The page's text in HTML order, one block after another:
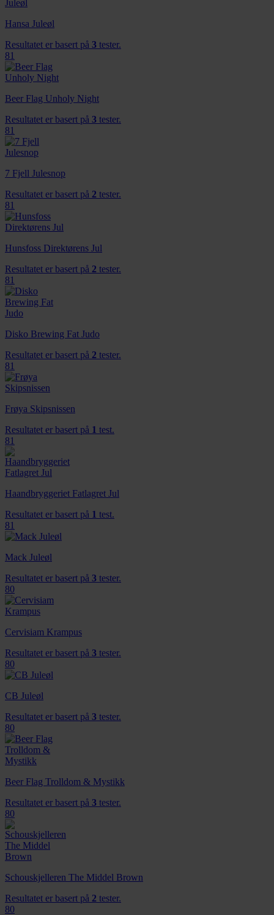
Hansa Juleøl
Resultatet er basert på 3 tester.
81
Beer Flag Unholy Night
Resultatet er basert på 3 tester.
81
7 Fjell Julesnop
Resultatet er basert på 2 tester.
81
Hunsfoss Direktørens Jul
Resultatet er basert på 2 tester.
81
Disko Brewing Fat Judo
Resultatet er basert på 2 tester.
81
Frøya Skipsnissen
Resultatet er basert på 1 test.
81
Haandbryggeriet Fatlagret Jul
Resultatet er basert på 1 test.
81
Mack Juleøl
Resultatet er basert på 3 tester.
80
Cervisiam Krampus
Resultatet er basert på 3 tester.
80
CB Juleøl
Resultatet er basert på 3 tester.
80
Beer Flag Trolldom & Mystikk
Resultatet er basert på 3 tester.
80
Schouskjelleren The Middel Brown
Resultatet er basert på 2 tester.
80